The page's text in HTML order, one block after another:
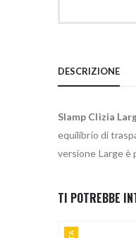
DESCRIZIONE
Slamp Clizia
equilibrio di
versione Large è
TI POTREBBE